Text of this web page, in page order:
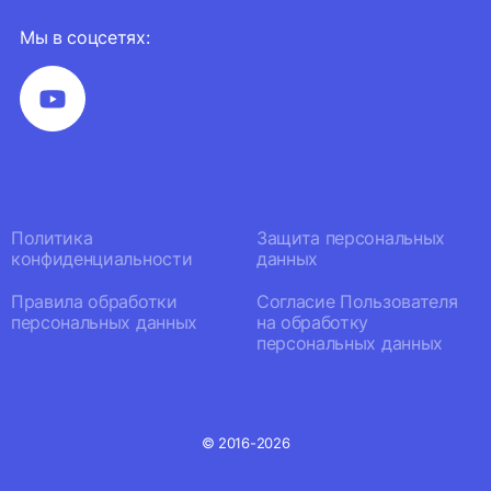
Мы в соцсетях:
Политика
конфиденциальности
Защита персональных
данных
Правила обработки
персональных данных
Согласие Пользователя
на обработку
персональных данных
© 2016-2026